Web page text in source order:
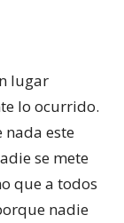
lugar
lo ocurrido.
nada este
se mete
que a todos
nadie